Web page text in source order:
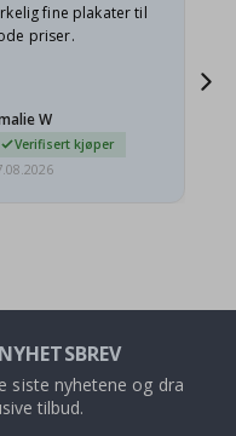
fine plakater til
priser.
W
Verifisert kjøper
siste nyhetene og dra
tilbud.